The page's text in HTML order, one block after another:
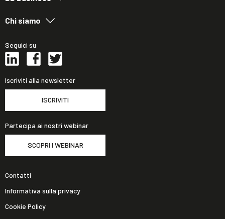
Chi siamo
Seguici su
Iscriviti alla newsletter
ISCRIVITI
Partecipa ai nostri webinar
SCOPRI I WEBINAR
Contatti
Informativa sulla privacy
Cookie Policy